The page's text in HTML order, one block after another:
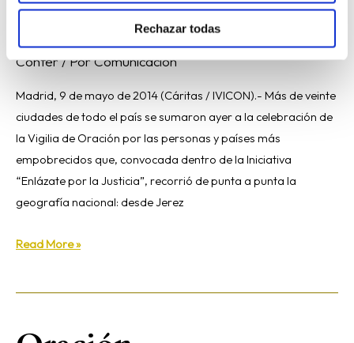
Rechazar todas
católicas de desarrollo
Confer/ PorComunicación
Madrid, 9 de mayo de 2014 (Cáritas / IVICON).- Más de veinte
ciudades de todo el país se sumaron ayer a la celebración de
la Vigilia de Oración por las personas y países más
empobrecidos que, convocada dentro de la Iniciativa
“Enlázate por la Justicia”, recorrió de punta a punta la
geografía nacional: desde Jerez
Read More »
Oración